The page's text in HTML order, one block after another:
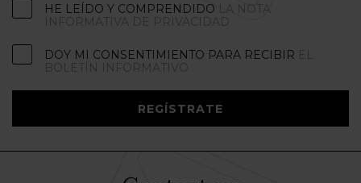
HE LEÍDO Y COMPRENDIDO LA NOTA
INFORMATIVA DE PRIVACIDAD
DOY MI CONSENTIMIENTO PARA RECIBIR EL
BOLETÍN INFORMATIVO
REGÍSTRATE